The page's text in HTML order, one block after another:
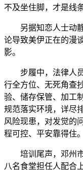
不及坐住脚，才是线
另据知恋人士动静
论导致美伊正在的漫
影。
步履中，法律人员
行全方位、无死角查
验、储存保管、加工
规范落实环境，详尽
风险现患，对发觉的
程可控、平安靠得住。
培训尾声，邓州市
八名食堂担任人配合